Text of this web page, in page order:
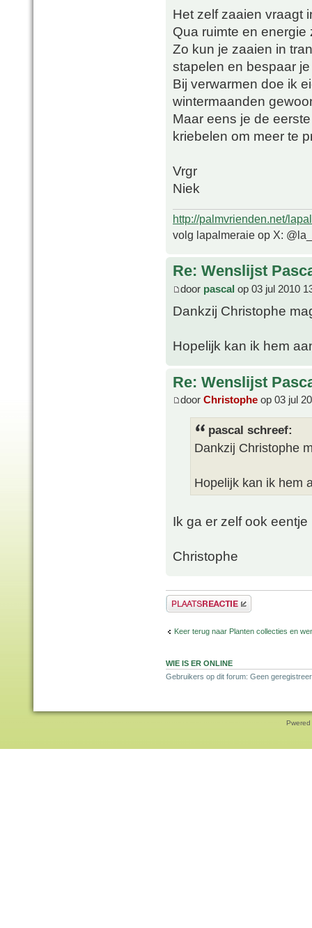
Het zelf zaaien vraagt
Qua ruimte en
Zo kun je zaaien in
stapelen en bespaar
Bij verwarmen doe ik
wintermaanden
Maar eens je de
kriebelen om meer te
Vrgr
Niek
http://palmvrienden.net/
volg lapalmeraie op X:
Re: Wenslijst
door pascal op 03 jul 2010
Dankzij Christophe
Hopelijk kan ik hem
Re: Wenslijst
door Christophe op 03 jul
pascal schreef:
Dankzij Christophe
Hopelijk kan ik hem
Ik ga er zelf ook
Christophe
Plaats een reactie
Keer terug naar Planten collecties en
WIE IS ER ONLINE
Gebruikers op dit forum: Geen